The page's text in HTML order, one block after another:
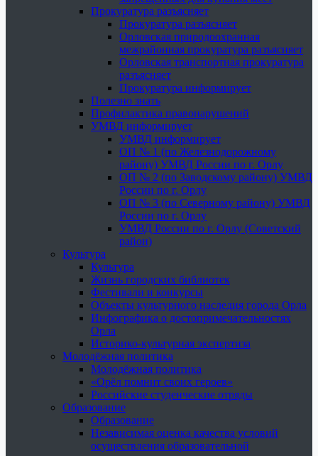
Прокуратура разъясняет
Прокуратура разъясняет
Орловская природоохранная
межрайонная прокуратура разъясняет
Орловская транспортная прокуратура
разъясняет
Прокуратура информирует
Полезно знать
Профилактика правонарушений
УМВД информирует
УМВД информирует
ОП № 1 (по Железнодорожному
району) УМВД России по г. Орлу
ОП № 2 (по Заводскому району) УМВД
России по г. Орлу
ОП № 3 (по Северному району) УМВД
России по г. Орлу
УМВД России по г. Орлу (Советский
район)
Культура
Культура
Жизнь городских библиотек
Фестивали и конкурсы
Объекты культурного наследия города Орла
Инфографика о достопримечательностях
Орла
Историко-культурная экспертиза
Молодёжная политика
Молодёжная политика
«Орёл помнит своих героев»
Российские студенческие отряды
Образование
Образование
Независимая оценка качества условий
осуществления образовательной